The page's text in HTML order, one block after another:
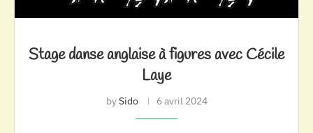
Stage danse anglaise à figures avec Cécile
Laye
bySido 6 avril 2024